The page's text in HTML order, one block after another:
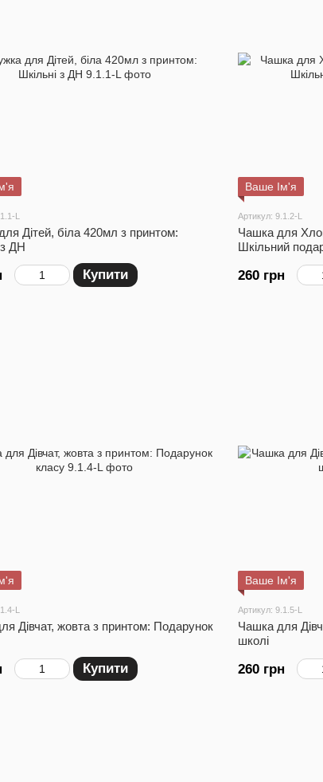
L
Дітей, біла 420мл з принтом:
з ДН
Купити
Ваше Ім'я
Артикул: 9.1.2-L
Чашка для
Шкільний
260 грн
L
Дівчат, жовта з принтом: Подарунок
Купити
Ваше Ім'я
Артикул: 9.1.5-L
Чашка для
школі
260 грн